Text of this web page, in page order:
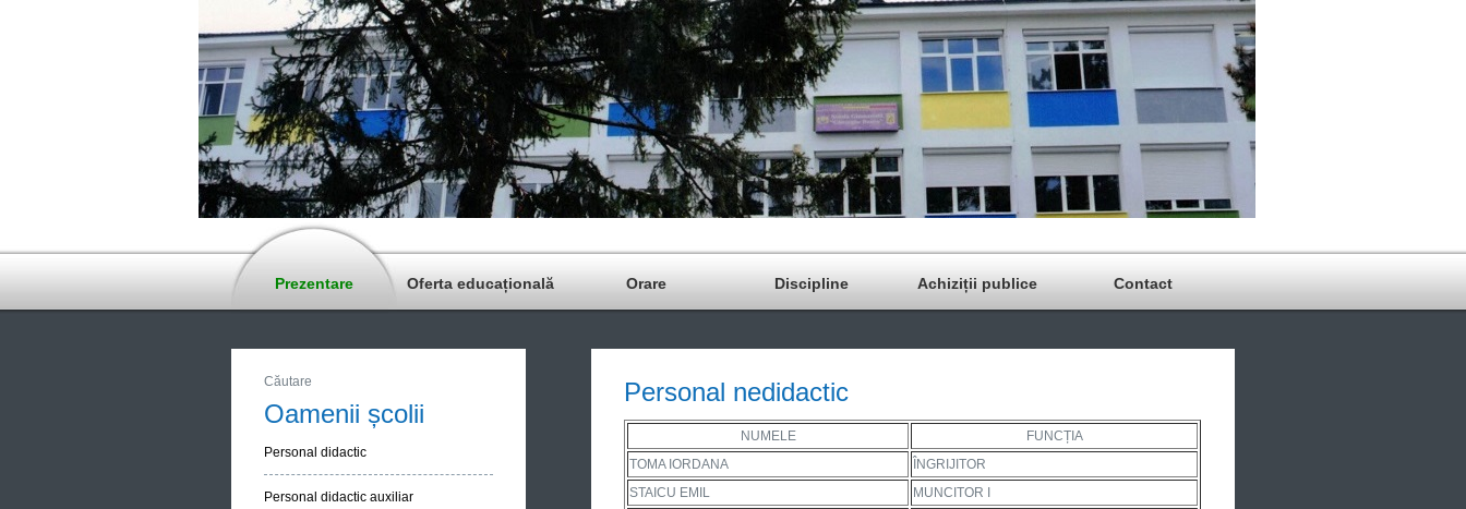
Prezentare Oferta educațională Orare Discipline Achiziții publice Contact
Căutare
Oamenii școlii
Personal didactic
Personal didactic auxiliar
Personal nedidactic
NUMELE
FUNCȚIA
TOMA IORDANA
ÎNGRIJITOR
STAICU EMIL
MUNCITOR I